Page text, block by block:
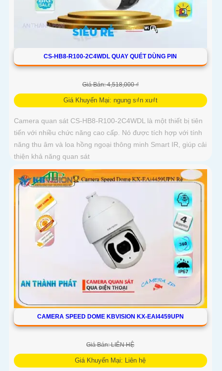
CS-HB8-R100-2C4WDL QUAY QUÉT DÙNG PIN
Giá Bán: 4,518,000 ₫
Giá Khuyến Mại: ngung s₫n xu₫t
Camera quan sát CS-HB8-R100-2C4WDL là một thiết bị tiên
tiến với nhiều chức năng cao cấp. Nó được tích hợp với tính
năng thu âm và loa hồng ngoại thông minh Smart IR, giúp cải
thiện khả năng quan sát
CAMERA SPEED DOME KBVISION KX-EAI4459UPN
Giá Bán: LIÊN HỆ
Giá Khuyến Mại: Liên hệ